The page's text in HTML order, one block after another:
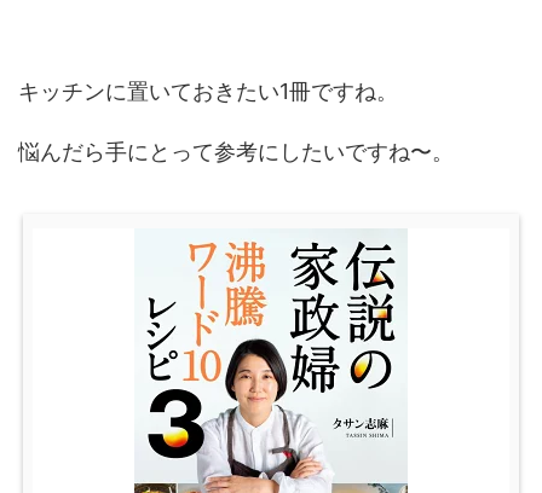
キッチンに置いておきたい1冊ですね。
悩んだら手にとって参考にしたいですね〜。